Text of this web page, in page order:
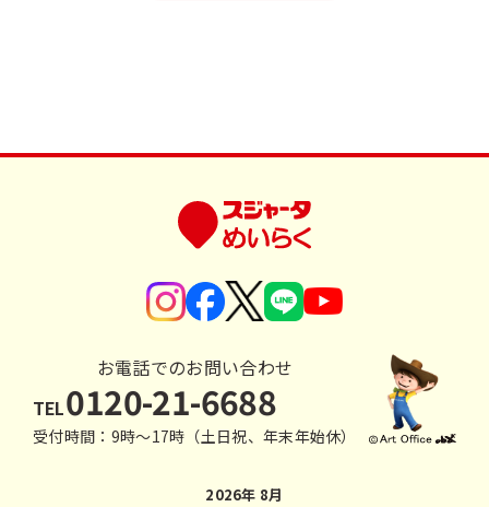
お電話でのお問い合わせ
TEL0120-21-6688
受付時間：9時〜17時（土日祝、年末年始休）
2026年 8月